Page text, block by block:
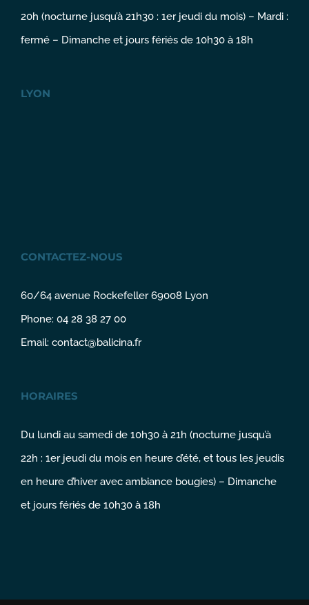
20h (nocturne jusqu’à 21h30 : 1er jeudi du mois) – Mardi :
fermé – Dimanche et jours fériés de 10h30 à 18h
LYON
CONTACTEZ-NOUS
60/64 avenue Rockefeller 69008 Lyon
Phone: 04 28 38 27 00
Email: contact@balicina.fr
HORAIRES
Du lundi au samedi de 10h30 à 21h (nocturne jusqu’à
22h : 1er jeudi du mois en heure d’été, et tous les jeudis
en heure d’hiver avec ambiance bougies) – Dimanche
et jours fériés de 10h30 à 18h